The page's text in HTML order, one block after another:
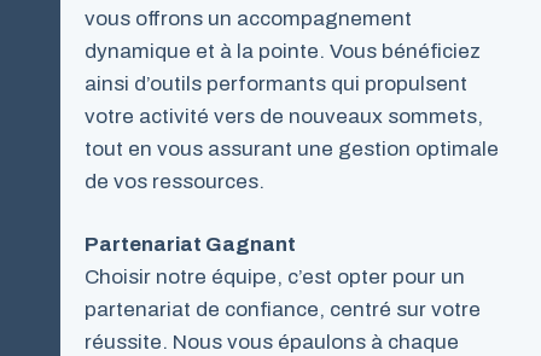
vous offrons un accompagnement
dynamique et à la pointe. Vous bénéficiez
ainsi d’outils performants qui propulsent
votre activité vers de nouveaux sommets,
tout en vous assurant une gestion optimale
de vos ressources.
Partenariat Gagnant
Choisir notre équipe, c’est opter pour un
partenariat de confiance, centré sur votre
réussite. Nous vous épaulons à chaque